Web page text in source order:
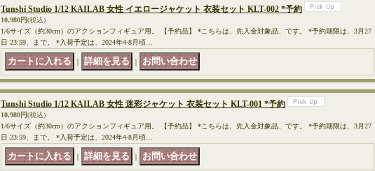
Tunshi Studio 1/12 KAILAB 女性 イエロージャケット 衣装セット KLT-002 *予約
10,980円(税込)
1/6サイズ（約30cm）のアクションフィギュア用。 【予約品】 *こちらは、先入金対象品、です。 *予約期限は、3月27
日 23:59、まで。 *入荷予定は、2024年4-8月頃…
｜ ｜
Tunshi Studio 1/12 KAILAB 女性 迷彩ジャケット 衣装セット KLT-001 *予約
10,980円(税込)
1/6サイズ（約30cm）のアクションフィギュア用。 【予約品】 *こちらは、先入金対象品、です。 *予約期限は、3月27
日 23:59、まで。 *入荷予定は、2024年4-8月頃…
｜ ｜